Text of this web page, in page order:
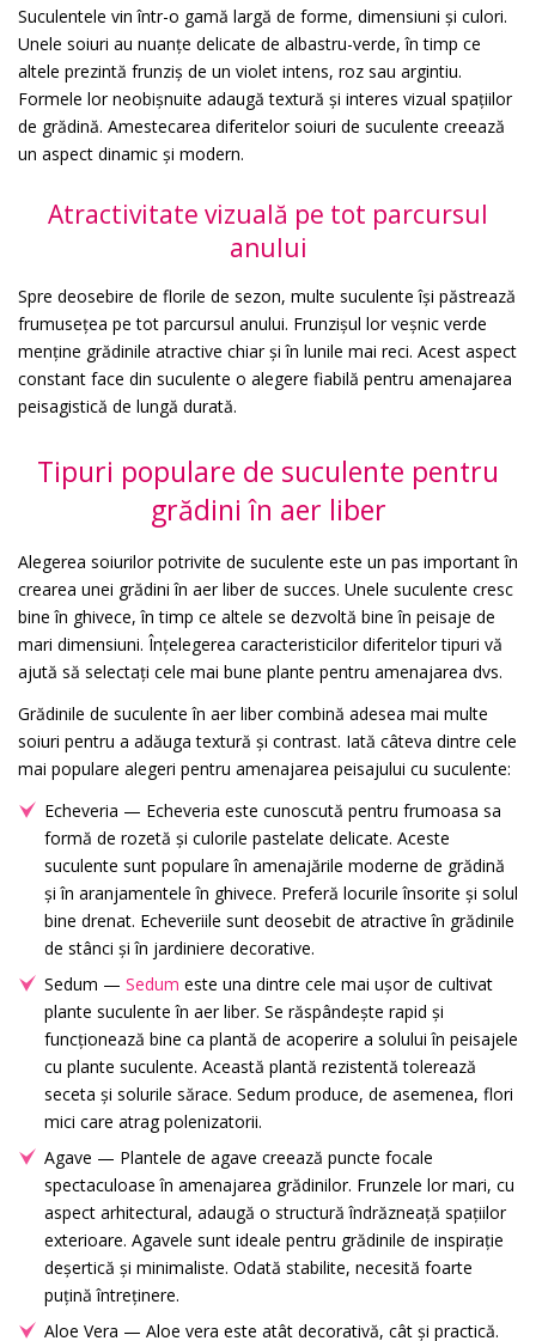
Suculentele vin într-o gamă largă de forme, dimensiuni și culori.
Unele soiuri au nuanțe delicate de albastru-verde, în timp ce
altele prezintă frunziș de un violet intens, roz sau argintiu.
Formele lor neobișnuite adaugă textură și interes vizual spațiilor
de grădină. Amestecarea diferitelor soiuri de suculente creează
un aspect dinamic și modern.
Atractivitate vizuală pe tot parcursul
anului
Spre deosebire de florile de sezon, multe suculente își păstrează
frumusețea pe tot parcursul anului. Frunzișul lor veșnic verde
menține grădinile atractive chiar și în lunile mai reci. Acest aspect
constant face din suculente o alegere fiabilă pentru amenajarea
peisagistică de lungă durată.
Tipuri populare de suculente pentru
grădini în aer liber
Alegerea soiurilor potrivite de suculente este un pas important în
crearea unei grădini în aer liber de succes. Unele suculente cresc
bine în ghivece, în timp ce altele se dezvoltă bine în peisaje de
mari dimensiuni. Înțelegerea caracteristicilor diferitelor tipuri vă
ajută să selectați cele mai bune plante pentru amenajarea dvs.
Grădinile de suculente în aer liber combină adesea mai multe
soiuri pentru a adăuga textură și contrast. Iată câteva dintre cele
mai populare alegeri pentru amenajarea peisajului cu suculente:
Echeveria — Echeveria este cunoscută pentru frumoasa sa
formă de rozetă și culorile pastelate delicate. Aceste
suculente sunt populare în amenajările moderne de grădină
și în aranjamentele în ghivece. Preferă locurile însorite și solul
bine drenat. Echeveriile sunt deosebit de atractive în grădinile
de stânci și în jardiniere decorative.
Sedum — Sedum este una dintre cele mai ușor de cultivat
plante suculente în aer liber. Se răspândește rapid și
funcționează bine ca plantă de acoperire a solului în peisajele
cu plante suculente. Această plantă rezistentă tolerează
seceta și solurile sărace. Sedum produce, de asemenea, flori
mici care atrag polenizatorii.
Agave — Plantele de agave creează puncte focale
spectaculoase în amenajarea grădinilor. Frunzele lor mari, cu
aspect arhitectural, adaugă o structură îndrăzneață spațiilor
exterioare. Agavele sunt ideale pentru grădinile de inspirație
deșertică și minimaliste. Odată stabilite, necesită foarte
puțină întreținere.
Aloe Vera — Aloe vera este atât decorativă, cât și practică.